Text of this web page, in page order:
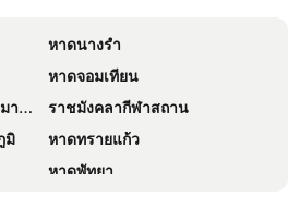
The Quarter Saladaeng by UHG
โรงแรม พูลแมน กรุงเทพ จี
พฯ
ผาภูมิ บูทิค โฮเทล
Grande Centre Point Lumphini Bangkok
The President Hotel at Chokchai 4
หาดนางรำ
หาดจอมเทียน
ณ์)
ราชมังคลากีฬาสถาน
มิ
หาดทรายแก้ว
หาดพัทยา